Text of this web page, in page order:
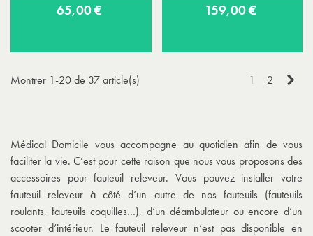
65,00 € 159,00 €
Montrer 1-20 de 37 article(s) 1 2
Médical Domicile vous accompagne au quotidien afin de vous
faciliter la vie. C’est pour cette raison que nous vous proposons des
accessoires pour fauteuil releveur. Vous pouvez installer votre
fauteuil releveur à côté d’un autre de nos fauteuils (fauteuils
roulants, fauteuils coquilles…), d’un déambulateur ou encore d’un
scooter d’intérieur. Lefauteuil releveur n’est pas disponible en